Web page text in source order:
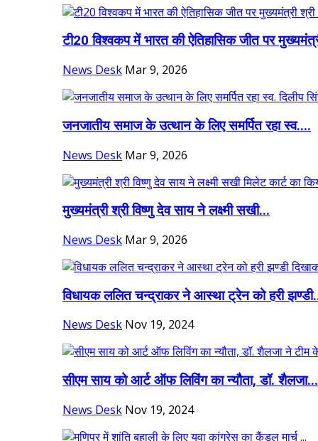
टी20 विश्वकप में भारत की ऐतिहासिक जीत पर
News Desk Mar 9, 2026
जनजातीय समाज के उत्थान के लिए समर्पित रहा स्व....
News Desk Mar 9, 2026
मुख्यमंत्री श्री विष्णु देव साय ने लक्ष्मी सखी...
News Desk Mar 9, 2026
विधायक ललित चन्द्राकर ने आस्था ट्रेन को हरी
News Desk Nov 19, 2024
सीएम साय को आर्ट ऑफ लिविंग का न्यौता, डॉ. शैलजा...
News Desk Nov 19, 2024